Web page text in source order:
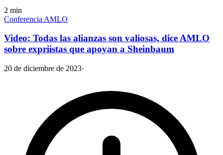
2 min
Conferencia AMLO
Video: Todas las alianzas son valiosas, dice AMLO
sobre expriistas que apoyan a Sheinbaum
20 de diciembre de 2023·